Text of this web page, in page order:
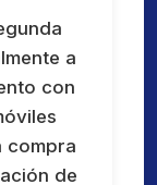
a
con
compra
de